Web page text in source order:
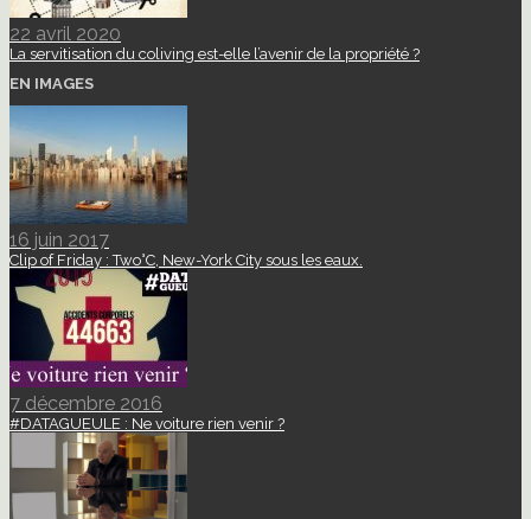
22 avril 2020
La servitisation du coliving est-elle l’avenir de la propriété ?
EN IMAGES
16 juin 2017
Clip of Friday : Two°C, New-York City sous les eaux.
7 décembre 2016
#DATAGUEULE : Ne voiture rien venir ?